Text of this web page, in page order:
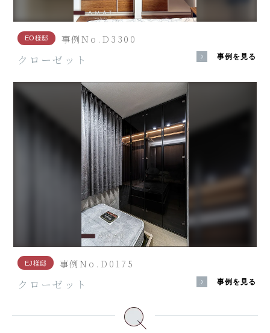
EO様邸 事例No.D3300
クローゼット 事例を見る
EJ様邸 事例No.D0175
クローゼット 事例を見る